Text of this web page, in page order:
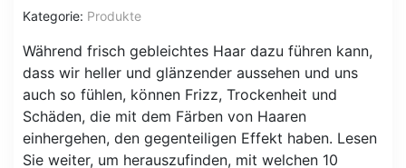
Kategorie: Produkte
Während frisch gebleichtes Haar dazu führen kann,
dass wir heller und glänzender aussehen und uns
auch so fühlen, können Frizz, Trockenheit und
Schäden, die mit dem Färben von Haaren
einhergehen, den gegenteiligen Effekt haben. Lesen
Sie weiter, um herauszufinden, mit welchen 10